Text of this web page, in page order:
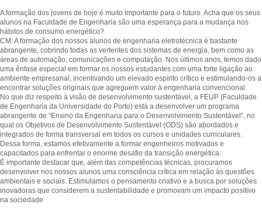
A formação dos jovens de hoje é muito importante para o futuro. Acha que os seus
alunos na Faculdade de Engenharia são uma esperança para a mudança nos
hábitos de consumo energético?
CM: A formação dos nossos alunos de engenharia eletrotécnica é bastante
abrangente, cobrindo todas as vertentes dos sistemas de energia, bem como as
áreas de automação, comunicações e computação. Nos últimos anos, temos dado
uma ênfase especial em formar os nossos estudantes com uma forte ligação ao
ambiente empresarial, incentivando um elevado espírito crítico e estimulando-os a
encontrar soluções originais que agreguem valor à engenharia convencional.
No que diz respeito à visão de desenvolvimento sustentável, a FEUP (Faculdade
de Engenharia da Universidade do Porto) está a desenvolver um programa
abrangente de “Ensino da Engenharia para o Desenvolvimento Sustentável”, no
qual os Objetivos de Desenvolvimento Sustentável (ODS) são abordados e
integrados de forma transversal em todos os cursos e unidades curriculares.
Dessa forma, estamos efetivamente a formar engenheiros motivados e
capacitados para enfrentar o enorme desafio da transição energética.
É importante destacar que, além das competências técnicas, procuramos
desenvolver nos nossos alunos uma consciência crítica em relação às questões
ambientais e sociais. Estimulamos o pensamento criativo e a busca por soluções
inovadoras que considerem a sustentabilidade e promovam um impacto positivo
na sociedade